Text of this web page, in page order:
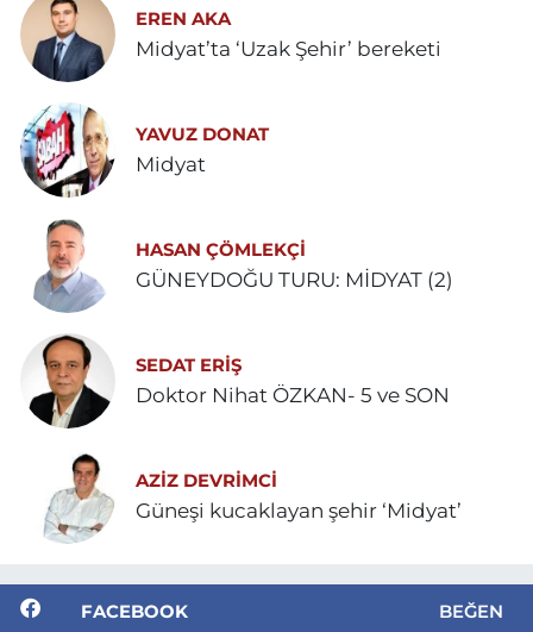
EREN AKA
Midyat’ta ‘Uzak Şehir’ bereketi
YAVUZ DONAT
Midyat
HASAN ÇÖMLEKÇİ
GÜNEYDOĞU TURU: MİDYAT (2)
SEDAT ERİŞ
Doktor Nihat ÖZKAN- 5 ve SON
AZIZ DEVRIMCI
Güneşi kucaklayan şehir ‘Midyat’
FACEBOOK BEĞEN